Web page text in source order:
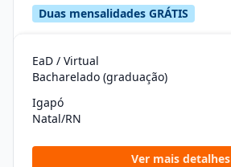
Duas mensalidades GRÁTIS
EaD / Virtual
Bacharelado (graduação)
Igapó
Natal/RN
Ver mais detalhes